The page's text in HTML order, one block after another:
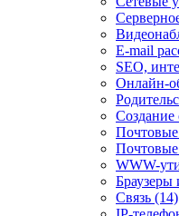
E-mail
SEO,
Онлайн-
Создание
WWW-
Браузеры
Связь (14)